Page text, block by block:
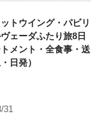
トウイング・パビリ
ェーダふたり旅8日
メント・全食事・送
日発）
31